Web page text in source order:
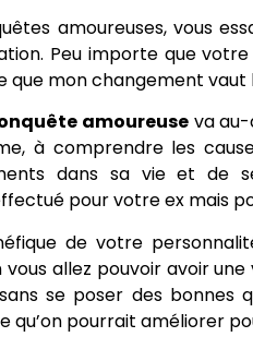
amoureuses, vous
Peu importe que
que mon changement vaut
amoureuseva au-
à comprendre les
dans sa vie et de
pour votre ex mais
de votre
allez pouvoir avoir
se poser des bonnes
qu’on pourrait améliorer